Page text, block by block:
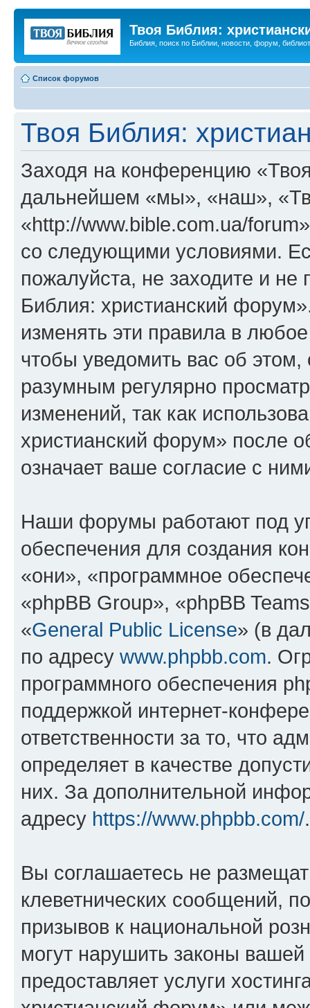
Твоя Библия:
Библия, поиск по Библии, новости, форум,
Список форумов
Твоя Библия:
Заходя на конференцию
дальнейшем «мы», «наш»,
«http://www.bible.com.ua/
со следующими условиями.
пожалуйста, не заходите и
Библия: христианский
изменять эти правила в
чтобы уведомить вас об
разумным регулярно
изменений, так как
христианский форум» после
означает ваше согласие с
Наши форумы работают под
обеспечения для создания
«они», «программное
«phpBB Group», «phpBB
«General Public License» (в
по адресу www.phpbb.com.
программного обеспечения
поддержкой интернет-
ответственности за то, что
определяет в качестве
них. За дополнительной
адресу https://www.phpbb.com/.
Вы соглашаетесь не
клеветнических сообщений,
призывов к национальной
могут нарушить законы
предоставляет услуги